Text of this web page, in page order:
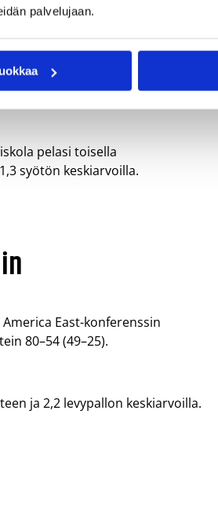
palvelujaan.
ja antoi kaksi syöttöä
lopputurnauksen
pelasi toisella
syötön keskiarvoilla.
East-konferenssin
80–54 (49–25).
ja 2,2 levypallon keskiarvoilla.